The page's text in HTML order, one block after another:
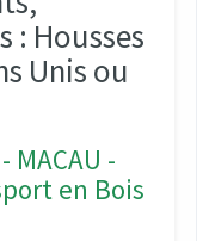
: Housses
Unis ou
-
en Bois